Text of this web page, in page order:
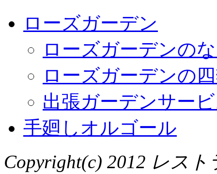
ローズガーデン
ローズガーデンの
ローズガーデンの
出張ガーデンサー
手廻しオルゴール
Copyright(c) 2012 レス